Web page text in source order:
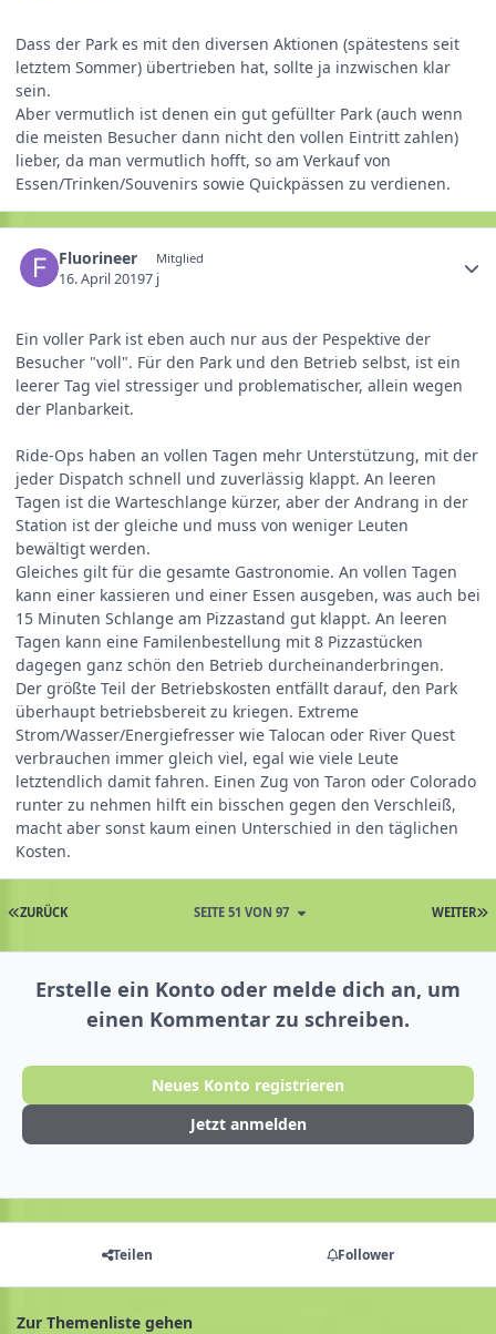
Dass der Park es mit den diversen Aktionen (spätestens seit
letztem Sommer) übertrieben hat, sollte ja inzwischen klar
sein.
Aber vermutlich ist denen ein gut gefüllter Park (auch wenn
die meisten Besucher dann nicht den vollen Eintritt zahlen)
lieber, da man vermutlich hofft, so am Verkauf von
Essen/Trinken/Souvenirs sowie Quickpässen zu verdienen.
Fluorineer Mitglied
16. April 20197 j
Ein voller Park ist eben auch nur aus der Pespektive der
Besucher "voll". Für den Park und den Betrieb selbst, ist ein
leerer Tag viel stressiger und problematischer, allein wegen
der Planbarkeit.
Ride-Ops haben an vollen Tagen mehr Unterstützung, mit der
jeder Dispatch schnell und zuverlässig klappt. An leeren
Tagen ist die Warteschlange kürzer, aber der Andrang in der
Station ist der gleiche und muss von weniger Leuten
bewältigt werden.
Gleiches gilt für die gesamte Gastronomie. An vollen Tagen
kann einer kassieren und einer Essen ausgeben, was auch bei
15 Minuten Schlange am Pizzastand gut klappt. An leeren
Tagen kann eine Familenbestellung mit 8 Pizzastücken
dagegen ganz schön den Betrieb durcheinanderbringen.
Der größte Teil der Betriebskosten entfällt darauf, den Park
überhaupt betriebsbereit zu kriegen. Extreme
Strom/Wasser/Energiefresser wie Talocan oder River Quest
verbrauchen immer gleich viel, egal wie viele Leute
letztendlich damit fahren. Einen Zug von Taron oder Colorado
runter zu nehmen hilft ein bisschen gegen den Verschleiß,
macht aber sonst kaum einen Unterschied in den täglichen
Kosten.
ZURÜCK WEITER
SEITE 51 VON 97
Erstelle ein Konto oder melde dich an, um
einen Kommentar zu schreiben.
Neues Konto registrieren
Jetzt anmelden
Teilen Follower
Zur Themenliste gehen